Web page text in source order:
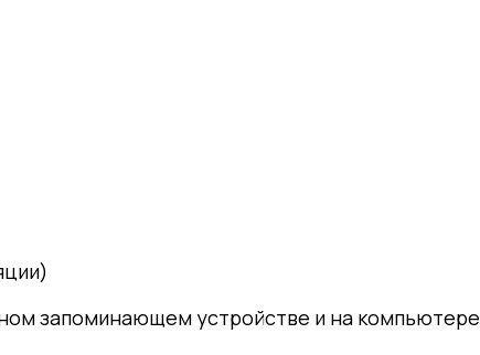
запоминающем устройстве и на компьютере